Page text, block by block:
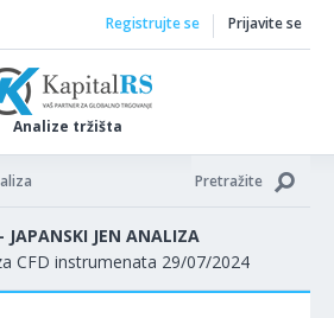
Analize tržišta
Registrujte se Prijavite se
Pretražite
JAPANSKI JEN ANALIZA
CFD instrumenata 29/07/2024